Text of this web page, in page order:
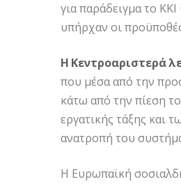
για παράδειγμα το
υπήρχαν οι
Η Κεντροαριστερά
που μέσα από την
κάτω από την πίεση
εργατικής τάξης και
ανατροπή του
Η Ευρωπαϊκή